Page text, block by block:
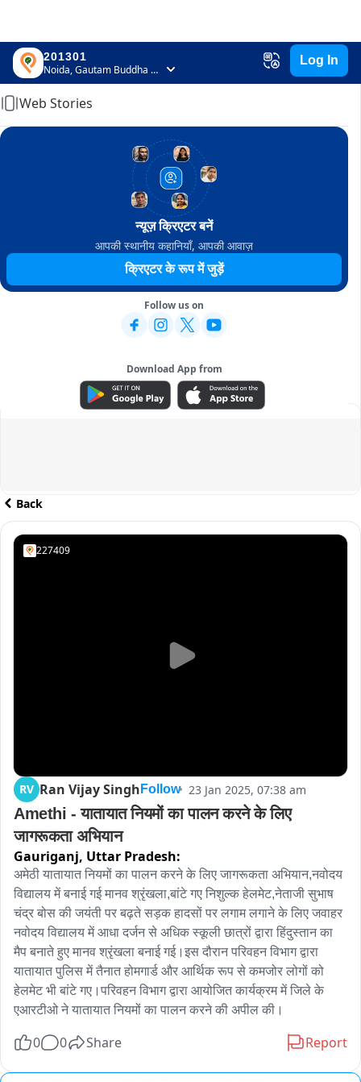
201301
Noida, Gautam Buddha Nagar, Uttar Pradesh
Log In
Home
Web Stories
न्यूज़ क्रिएटर बनें
आपकी स्थानीय कहानियाँ, आपकी आवाज़
क्रिएटर के रूप में जुड़ें
Follow us on
Download App from
ADVERTISEMENT
Back
227409
RV Ran Vijay Singh Follow 23 Jan 2025, 07:38 am
Amethi - यातायात नियमों का पालन करने के लिए
जागरूकता अभियान
Gauriganj, Uttar Pradesh:
अमेठी यातायात नियमों का पालन करने के लिए जागरूकता अभियान,नवोदय
विद्यालय में बनाई गई मानव श्रृंखला,बांटे गए निशुल्क हेलमेट,नेताजी सुभाष
चंद्र बोस की जयंती पर बढ़ते सड़क हादसों पर लगाम लगाने के लिए जवाहर
नवोदय विद्यालय में आधा दर्जन से अधिक स्कूली छात्रों द्वारा हिंदुस्तान का
मैप बनाते हुए मानव श्रृंखला बनाई गई।इस दौरान परिवहन विभाग द्वारा
यातायात पुलिस में तैनात होमगार्ड और आर्थिक रूप से कमजोर लोगों को
हेलमेट भी बांटे गए।परिवहन विभाग द्वारा आयोजित कार्यक्रम में जिले के
एआरटीओ ने यातायात नियमों का पालन करने की अपील की।
0 0 Share Report